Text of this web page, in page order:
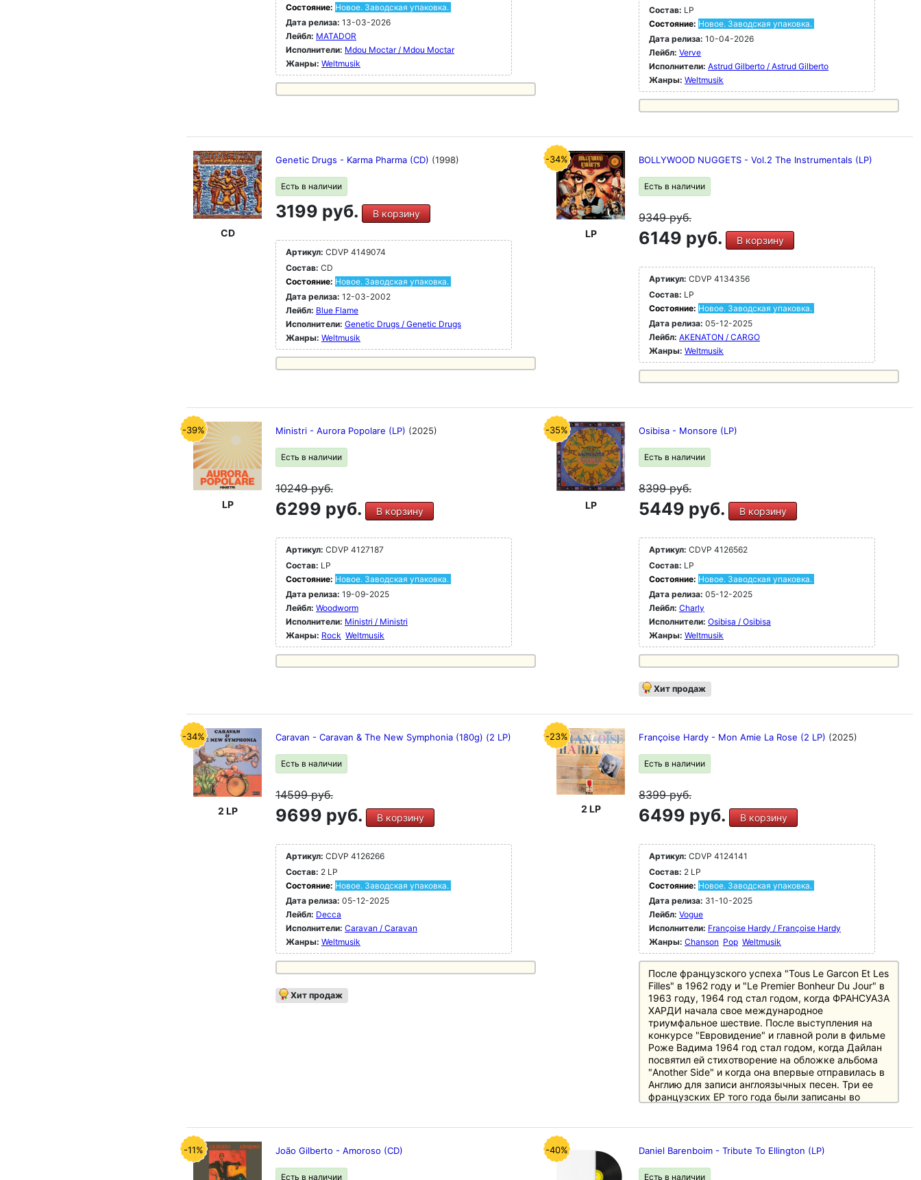
Состояние: Новое. Заводская упаковка.
Дата релиза: 13-03-2026
Лейбл: MATADOR
Исполнители: Mdou Moctar / Mdou Moctar
Жанры: Weltmusik
Состав: LP
Состояние: Новое. Заводская упаковка.
Дата релиза: 10-04-2026
Лейбл: Verve
Исполнители: Astrud Gilberto / Astrud Gilberto
Жанры: Weltmusik
CD
Genetic Drugs - Karma Pharma (CD) (1998)
Есть в наличии
3199 руб. В корзину
Артикул: CDVP 4149074
Состав: CD
Состояние: Новое. Заводская упаковка.
Дата релиза: 12-03-2002
Лейбл: Blue Flame
Исполнители: Genetic Drugs / Genetic Drugs
Жанры: Weltmusik
-34%
LP
BOLLYWOOD NUGGETS - Vol.2 The Instrumentals (LP)
Есть в наличии
9349руб.
6149 руб. В корзину
Артикул: CDVP 4134356
Состав: LP
Состояние: Новое. Заводская упаковка.
Дата релиза: 05-12-2025
Лейбл: AKENATON / CARGO
Жанры: Weltmusik
-39%
LP
Ministri - Aurora Popolare (LP) (2025)
Есть в наличии
10249руб.
6299 руб. В корзину
Артикул: CDVP 4127187
Состав: LP
Состояние: Новое. Заводская упаковка.
Дата релиза: 19-09-2025
Лейбл: Woodworm
Исполнители: Ministri / Ministri
Жанры: Rock Weltmusik
-35%
LP
Osibisa - Monsore (LP)
Есть в наличии
8399руб.
5449 руб. В корзину
Артикул: CDVP 4126562
Состав: LP
Состояние: Новое. Заводская упаковка.
Дата релиза: 05-12-2025
Лейбл: Charly
Исполнители: Osibisa / Osibisa
Жанры: Weltmusik
Хит продаж
-34%
2 LP
Caravan - Caravan & The New Symphonia (180g) (2 LP)
Есть в наличии
14599руб.
9699 руб. В корзину
Артикул: CDVP 4126266
Состав: 2 LP
Состояние: Новое. Заводская упаковка.
Дата релиза: 05-12-2025
Лейбл: Decca
Исполнители: Caravan / Caravan
Жанры: Weltmusik
Хит продаж
-23%
2 LP
Françoise Hardy - Mon Amie La Rose (2 LP) (2025)
Есть в наличии
8399руб.
6499 руб. В корзину
Артикул: CDVP 4124141
Состав: 2 LP
Состояние: Новое. Заводская упаковка.
Дата релиза: 31-10-2025
Лейбл: Vogue
Исполнители: Françoise Hardy / Françoise Hardy
Жанры: Chanson Pop Weltmusik
После французского успеха "Tous Le Garcon Et Les
Filles" в 1962 году и "Le Premier Bonheur Du Jour" в
1963 году, 1964 год стал годом, когда ФРАНСУАЗА
ХАРДИ начала свое международное
триумфальное шествие. После выступления на
конкурсе "Евровидение" и главной роли в фильме
Роже Вадима 1964 год стал годом, когда Дайлан
посвятил ей стихотворение на обложке альбома
"Another Side" и когда она впервые отправилась в
Англию для записи англоязычных песен. Три ее
французских EP того года были записаны во
записывалась во Франции до 1968 года - в Англии
она даже обратилась к услугам тогдашнего
студийного гитариста Джимми Пейджа. В Англии
-11% João Gilberto - Amoroso (CD)
Есть в наличии
-40% Daniel Barenboim - Tribute To Ellington (LP)
Есть в наличии